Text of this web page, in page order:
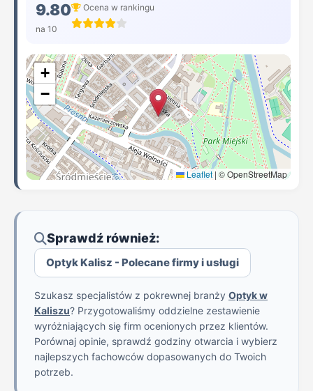
9.80
na 10
Ocena w rankingu
+
−
Leaflet | © OpenStreetMap
Sprawdź również:
Optyk Kalisz - Polecane firmy i usługi
Szukasz specjalistów z pokrewnej branży Optyk w
Kaliszu? Przygotowaliśmy oddzielne zestawienie
wyróżniających się firm ocenionych przez klientów.
Porównaj opinie, sprawdź godziny otwarcia i wybierz
najlepszych fachowców dopasowanych do Twoich
potrzeb.